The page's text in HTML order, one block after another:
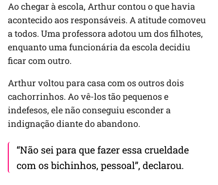
Ao chegar à escola, Arthur contou o que havia
acontecido aos responsáveis. A atitude comoveu
a todos. Uma professora adotou um dos filhotes,
enquanto uma funcionária da escola decidiu
ficar com outro.
Arthur voltou para casa com os outros dois
cachorrinhos. Ao vê-los tão pequenos e
indefesos, ele não conseguiu esconder a
indignação diante do abandono.
“Não sei para que fazer essa crueldade
com os bichinhos, pessoal”, declarou.